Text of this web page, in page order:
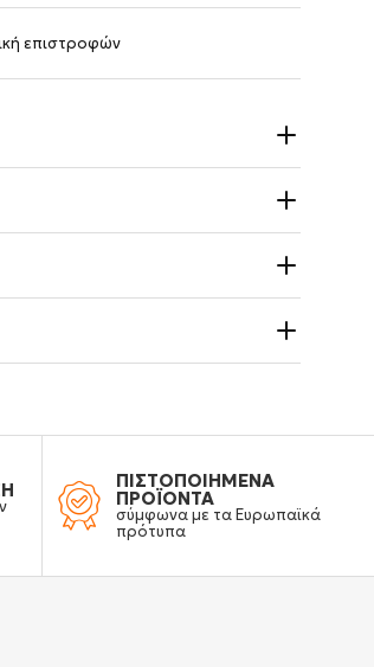
επιστροφών
ΠΙΣΤΟΠΟΙΗΜΕΝΑ
ΠΡΟΪΟΝΤΑ
σύμφωνα με τα Ευρωπαϊκά
πρότυπα